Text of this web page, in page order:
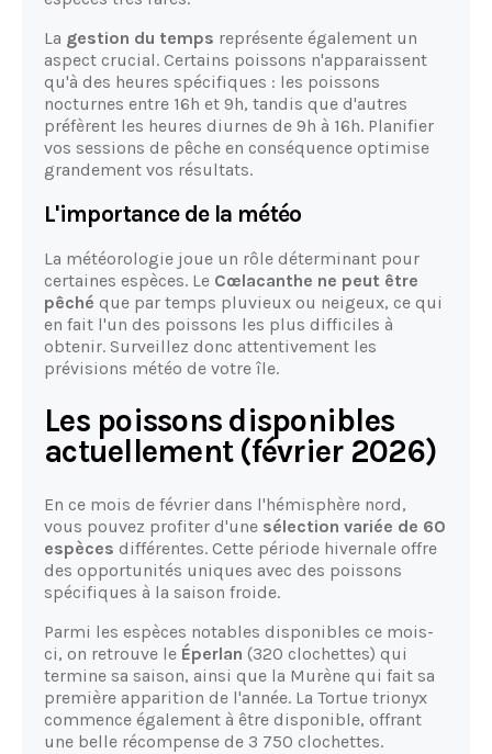
La gestion du temps représente également un
aspect crucial. Certains poissons n'apparaissent
qu'à des heures spécifiques : les poissons
nocturnes entre 16h et 9h, tandis que d'autres
préfèrent les heures diurnes de 9h à 16h. Planifier
vos sessions de pêche en conséquence optimise
grandement vos résultats.
L'importance de la météo
La météorologie joue un rôle déterminant pour
certaines espèces. Le Cœlacanthe ne peut être
pêché que par temps pluvieux ou neigeux, ce qui
en fait l'un des poissons les plus difficiles à
obtenir. Surveillez donc attentivement les
prévisions météo de votre île.
Les poissons disponibles
actuellement (février 2026)
En ce mois de février dans l'hémisphère nord,
vous pouvez profiter d'une sélection variée de 60
espèces différentes. Cette période hivernale offre
des opportunités uniques avec des poissons
spécifiques à la saison froide.
Parmi les espèces notables disponibles ce mois-
ci, on retrouve le Éperlan (320 clochettes) qui
termine sa saison, ainsi que la Murène qui fait sa
première apparition de l'année. La Tortue trionyx
commence également à être disponible, offrant
une belle récompense de 3 750 clochettes.